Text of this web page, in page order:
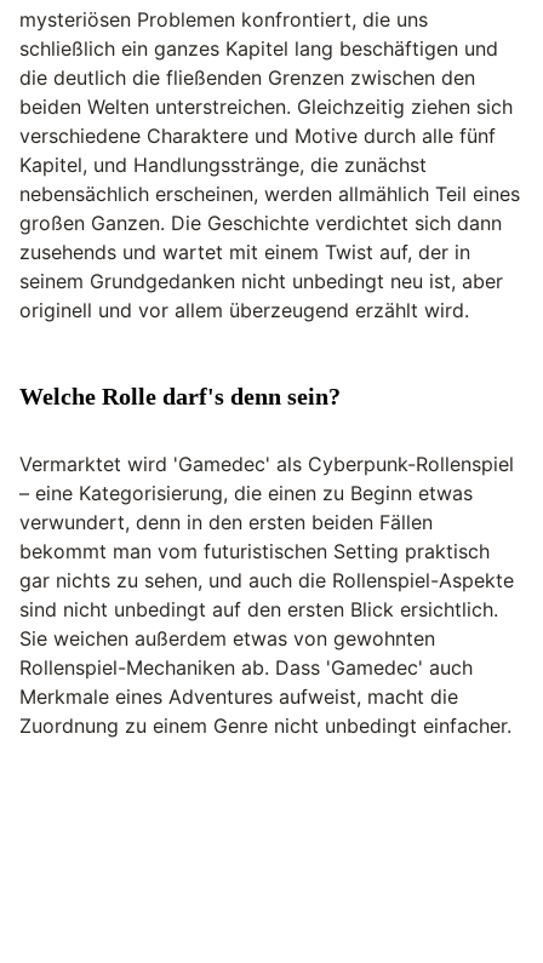
mysteriösen Problemen konfrontiert, die uns
schließlich ein ganzes Kapitel lang beschäftigen und
die deutlich die fließenden Grenzen zwischen den
beiden Welten unterstreichen. Gleichzeitig ziehen sich
verschiedene Charaktere und Motive durch alle fünf
Kapitel, und Handlungsstränge, die zunächst
nebensächlich erscheinen, werden allmählich Teil eines
großen Ganzen. Die Geschichte verdichtet sich dann
zusehends und wartet mit einem Twist auf, der in
seinem Grundgedanken nicht unbedingt neu ist, aber
originell und vor allem überzeugend erzählt wird.
Welche Rolle darf's denn sein?
Vermarktet wird 'Gamedec' als Cyberpunk-Rollenspiel
– eine Kategorisierung, die einen zu Beginn etwas
verwundert, denn in den ersten beiden Fällen
bekommt man vom futuristischen Setting praktisch
gar nichts zu sehen, und auch die Rollenspiel-Aspekte
sind nicht unbedingt auf den ersten Blick ersichtlich.
Sie weichen außerdem etwas von gewohnten
Rollenspiel-Mechaniken ab. Dass 'Gamedec' auch
Merkmale eines Adventures aufweist, macht die
Zuordnung zu einem Genre nicht unbedingt einfacher.